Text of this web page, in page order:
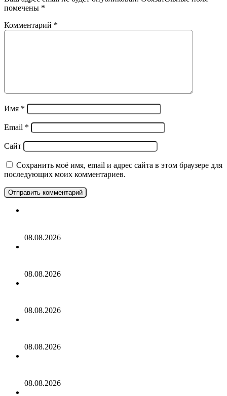
помечены *
Комментарий *
Имя *
Email *
Сайт
Сохранить моё имя, email и адрес сайта в этом браузере для
последующих моих комментариев.
08.08.2026
08.08.2026
08.08.2026
08.08.2026
08.08.2026